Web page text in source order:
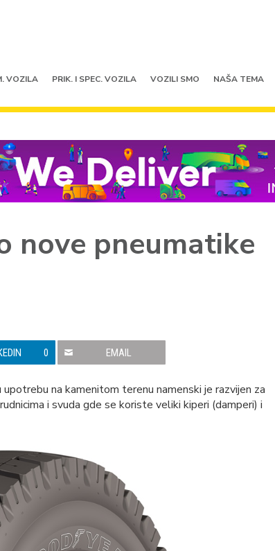
VOZILA PRIK. I SPEC. VOZILA VOZILI SMO NAŠA TEMA
nove pneumatike
0 EMAIL
na kamenitom terenu namenski je razvijen za
i svuda gde se koriste veliki kiperi (damperi) i